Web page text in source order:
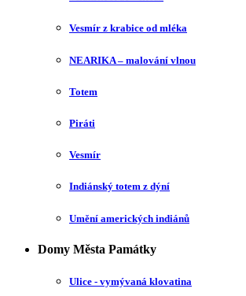
Vesmír z krabice od mléka
NEARIKA – malování vlnou
Totem
Piráti
Vesmír
Indiánský totem z dýní
Umění amerických indiánů
Domy Města Památky
Ulice - vymývaná klovatina